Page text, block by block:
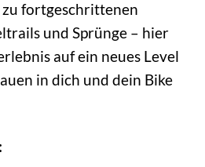
fortgeschrittenen
und Sprünge – hier
auf ein neues Level
in dich und dein Bike